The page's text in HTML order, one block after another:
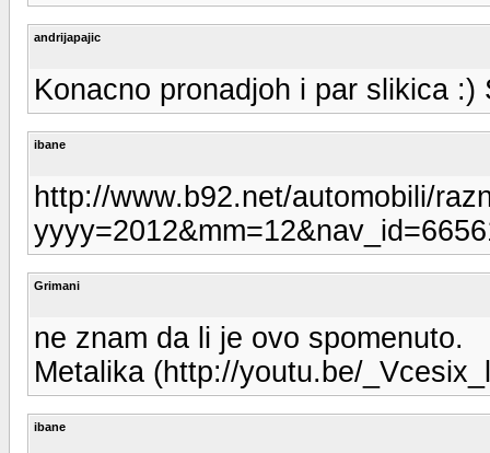
andrijapajic
Konacno pronadjoh i par slikica
ibane
http://www.b92.net/automobili/
Grimani
ne znam da li je ovo spomenuto.
Metalika (http://youtu.be/
ibane